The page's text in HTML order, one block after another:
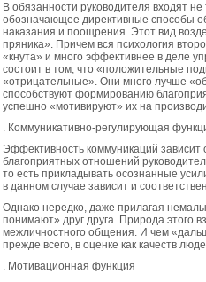
В обязанности руководителя входят
обозначающее директивные способы
наказания и поощрения. Этот вид
пряника». Причем вся психология
«кнута» и много эффективнее в деле
состоит в том, что «положительные
«отрицательные». Они много лучше
способствуют формированию
успешно «мотивируют» их на
. Коммуникативно-регулирующая
Эффективность коммуникаций
благоприятных отношений
то есть прикладывать осознанные
в данном случае зависит и
Однако нередко, даже прилагая
понимают» друг друга. Природа этого
межличностного общения. И чем
прежде всего, в оценке как качеств
. Мотивационная функция